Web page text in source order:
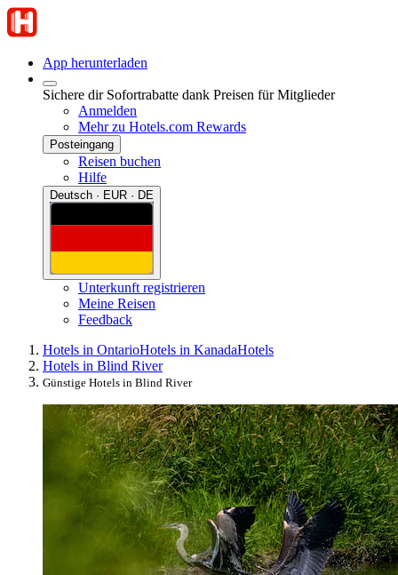
App herunterladen
Sichere dir Sofortrabatte dank Preisen für Mitglieder
Anmelden
Mehr zu Hotels.com Rewards
Posteingang
Reisen buchen
Hilfe
Deutsch · EUR · DE
Unterkunft registrieren
Meine Reisen
Feedback
Hotels in OntarioHotels in KanadaHotels
Hotels in Blind River
Günstige Hotels in Blind River